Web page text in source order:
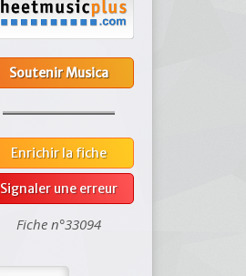
Soutenir Musica
Enrichir la fiche
Signaler une erreur
Fiche n°33094